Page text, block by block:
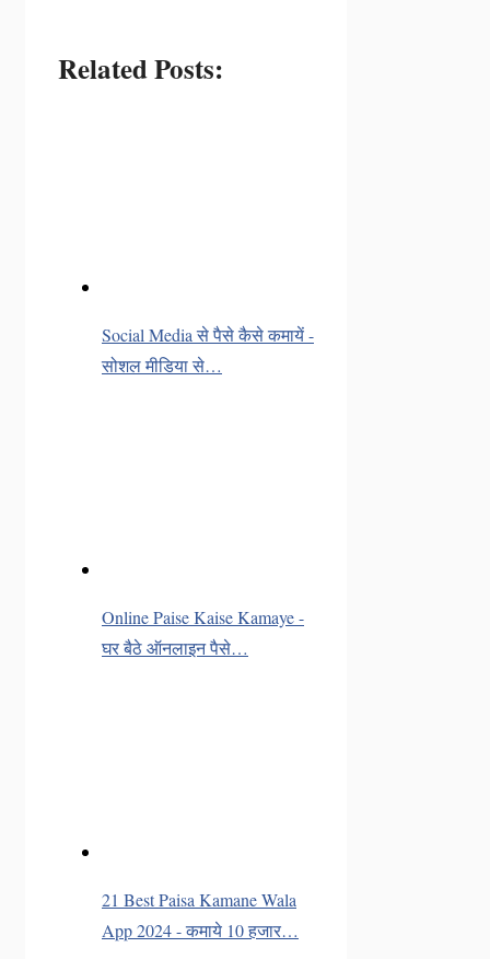
Related Posts:
Social Media से पैसे कैसे कमायें -
सोशल मीडिया से…
Online Paise Kaise Kamaye -
घर बैठे ऑनलाइन पैसे…
21 Best Paisa Kamane Wala
App 2024 - कमाये 10 हजार…